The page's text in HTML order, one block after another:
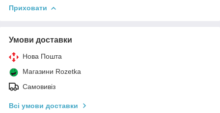
Приховати
Умови доставки
Нова Пошта
Магазини Rozetka
Самовивіз
Всі умови доставки